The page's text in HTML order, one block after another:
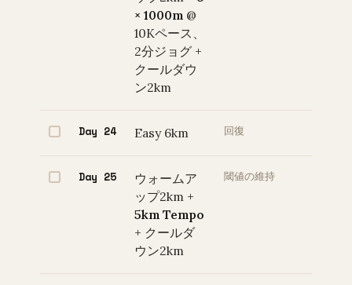
× 1000m @
10Kペース、
2分ジョグ +
クールダウ
ン2km
Day 24 Easy 6km 回復
Day 25
ウォームア
ップ2km +
5km Tempo
+ クールダ
ウン2km
閾値の維持